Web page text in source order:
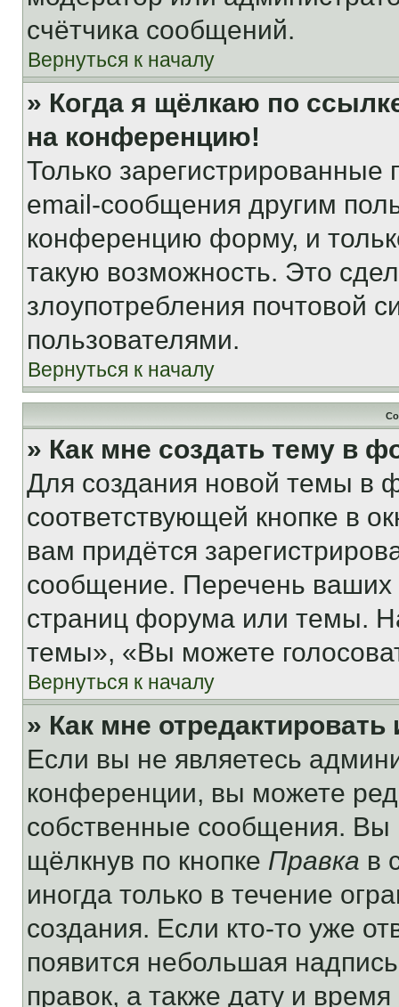
счётчика сообщений.
Вернуться к началу
» Когда я щёлкаю по
на конференцию!
Только зарегистрированные
email-сообщения другим
конференцию форму, и
такую возможность. Это
злоупотребления почтовой
пользователями.
Вернуться к началу
» Как мне создать тему в
Для создания новой темы в
соответствующей кнопке в
вам придётся
сообщение. Перечень ваших
страниц форума или темы.
темы», «Вы можете
Вернуться к началу
» Как мне
Если вы не являетесь
конференции, вы можете
собственные сообщения. Вы
щёлкнув по кнопке Правка в
иногда только в течение
создания. Если кто-то уже
появится небольшая
правок, а также дату и